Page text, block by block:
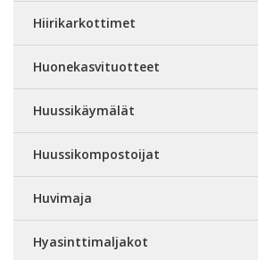
Hiirikarkottimet
Huonekasvituotteet
Huussikäymälät
Huussikompostoijat
Huvimaja
Hyasinttimaljakot